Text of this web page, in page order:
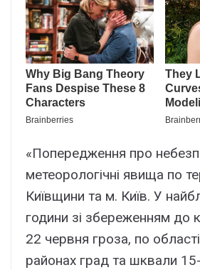
«Попередження про
метеорологічні явища по
Київщини та м. Київ. У
години зі збереженням до
22 червня гроза, по
районах град та шквали